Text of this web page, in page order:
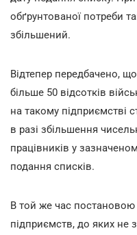
обґрунтованої потреби
збільшений.
Відтепер передбачено,
більше 50 відсотків
на такому підприємстві
в разі збільшення
працівників у
подання списків.
В той же час постановою
підприємств, до яких не